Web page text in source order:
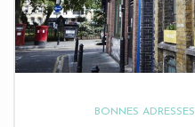
BONNES ADRESSES